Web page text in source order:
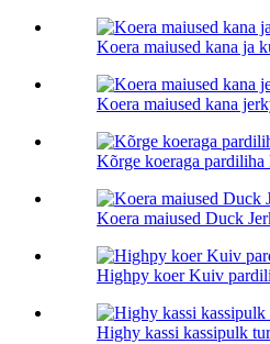
Koera maiused kana ja
Koera maiused kana
Kõrge koeraga pardiliha
Koera maiused Duck
Highpy koer Kuiv
Highy kassi kassipulk